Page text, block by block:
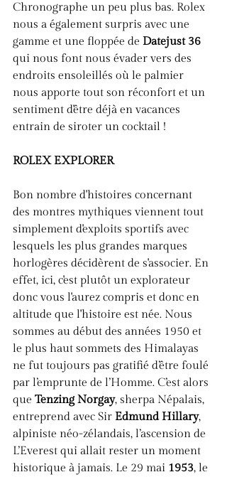
Chronographe un peu plus bas. Rolex
nous a également surpris avec une
gamme et une floppée de Datejust 36
qui nous font nous évader vers des
endroits ensoleillés où le palmier
nous apporte tout son réconfort et un
sentiment d'être déjà en vacances
entrain de siroter un cocktail !
ROLEX EXPLORER
Bon nombre d'histoires concernant
des montres mythiques viennent tout
simplement d'exploits sportifs avec
lesquels les plus grandes marques
horlogères décidèrent de s'associer. En
effet, ici, c'est plutôt un explorateur
donc vous l'aurez compris et donc en
altitude que l'histoire est née. Nous
sommes au début des années 1950 et
le plus haut sommets des Himalayas
ne fut toujours pas gratifié d’être foulé
par l’emprunte de l’Homme. C’est alors
que Tenzing Norgay, sherpa Népalais,
entreprend avec Sir Edmund Hillary,
alpiniste néo-zélandais, l’ascension de
L’Everest qui allait rester un moment
historique à jamais. Le 29 mai 1953, le